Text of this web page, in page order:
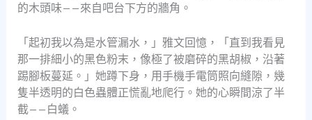
的木頭味——來自吧台下方的牆角。
「起初我以為是水管漏水，」雅文回憶，「直到我看見
那一排細小的黑色粉末，像極了被磨碎的黑胡椒，沿著
踢腳板蔓延。」她蹲下身，用手機手電筒照向縫隙，幾
隻半透明的白色蟲體正慌亂地爬行。她的心瞬間涼了半
截——白蟻。